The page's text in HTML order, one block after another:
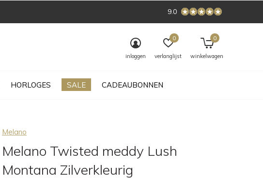
HORLOGES SALE CADEAUBONNEN
inloggen verlanglijst
0
winkelwagen
0
9.0
Melano
Melano Twisted meddy Lush
Montana Zilverkleurig